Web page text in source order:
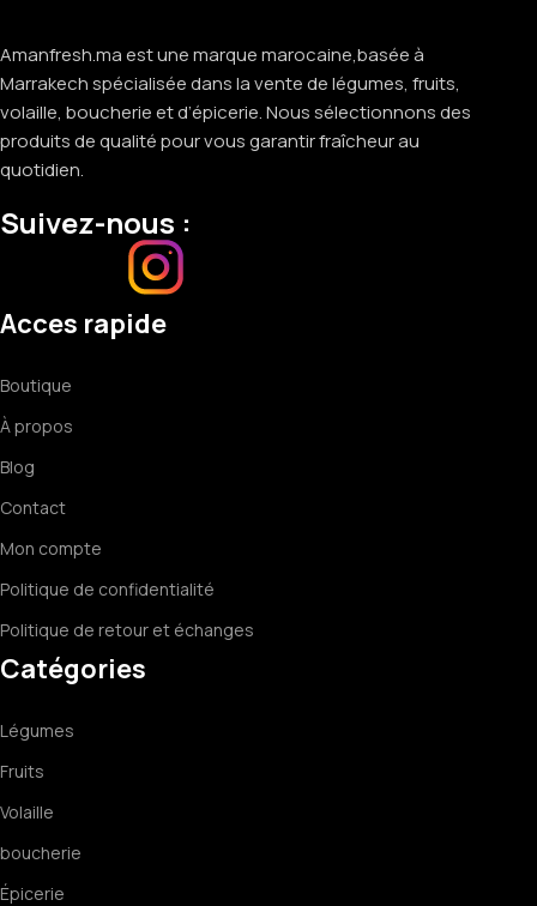
Amanfresh.ma est une marque marocaine,basée à
Marrakech spécialisée dans la vente de légumes, fruits,
volaille, boucherie et d’épicerie. Nous sélectionnons des
produits de qualité pour vous garantir fraîcheur au
quotidien.
Suivez-nous :
Acces rapide
Boutique
À propos
Blog
Contact
Mon compte
Politique de confidentialité
Politique de retour et échanges
Catégories
Légumes
Fruits
Volaille
boucherie
Épicerie